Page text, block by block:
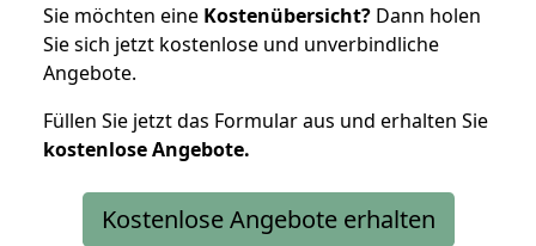
Sie möchten eine Kostenübersicht? Dann holen
Sie sich jetzt kostenlose und unverbindliche
Angebote.
Füllen Sie jetzt das Formular aus und erhalten Sie
kostenloseAngebote.
Kostenlose Angebote erhalten